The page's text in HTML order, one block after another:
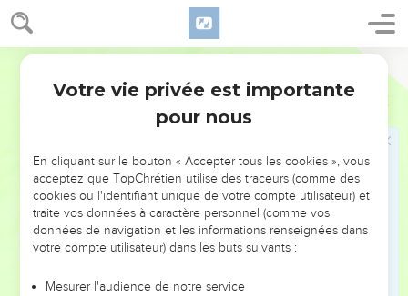
Jean 4
il alla le trouver et le pria de se rendre à Capernaüm pour
guérir son fils, qui était mourant.
48
vous ne voyez pas des signes miraculeux et des prodiges ! »
Le fonctionnaire lui répondit : « Maître, viens chez moi
Jésus lui dit : « Retourne chez toi, ton fils a repris vie. »
L’homme crut à ce que Jésus lui disait et partit.
Il était sur le chemin du retour, quand ses serviteurs
vinrent à sa rencontre et lui dirent : « Ton enfant a repris
Il leur demanda à quelle heure son fils s’était senti mieux,
Votre vie privée est importante
pour nous
En cliquant sur le bouton « Accepter tous les cookies », vous
acceptez que TopChrétien utilise des traceurs (comme des
cookies ou l'identifiant unique de votre compte utilisateur) et
traite vos données à caractère personnel (comme vos
données de navigation et les informations renseignées dans
votre compte utilisateur) dans les buts suivants :
Mesurer l'audience de notre service